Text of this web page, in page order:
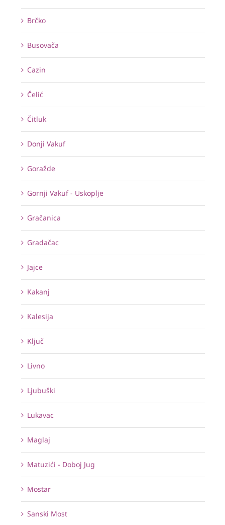
Brčko
Busovača
Cazin
Čelić
Čitluk
Donji Vakuf
Goražde
Gornji Vakuf - Uskoplje
Gračanica
Gradačac
Jajce
Kakanj
Kalesija
Ključ
Livno
Ljubuški
Lukavac
Maglaj
Matuzići - Doboj Jug
Mostar
Sanski Most